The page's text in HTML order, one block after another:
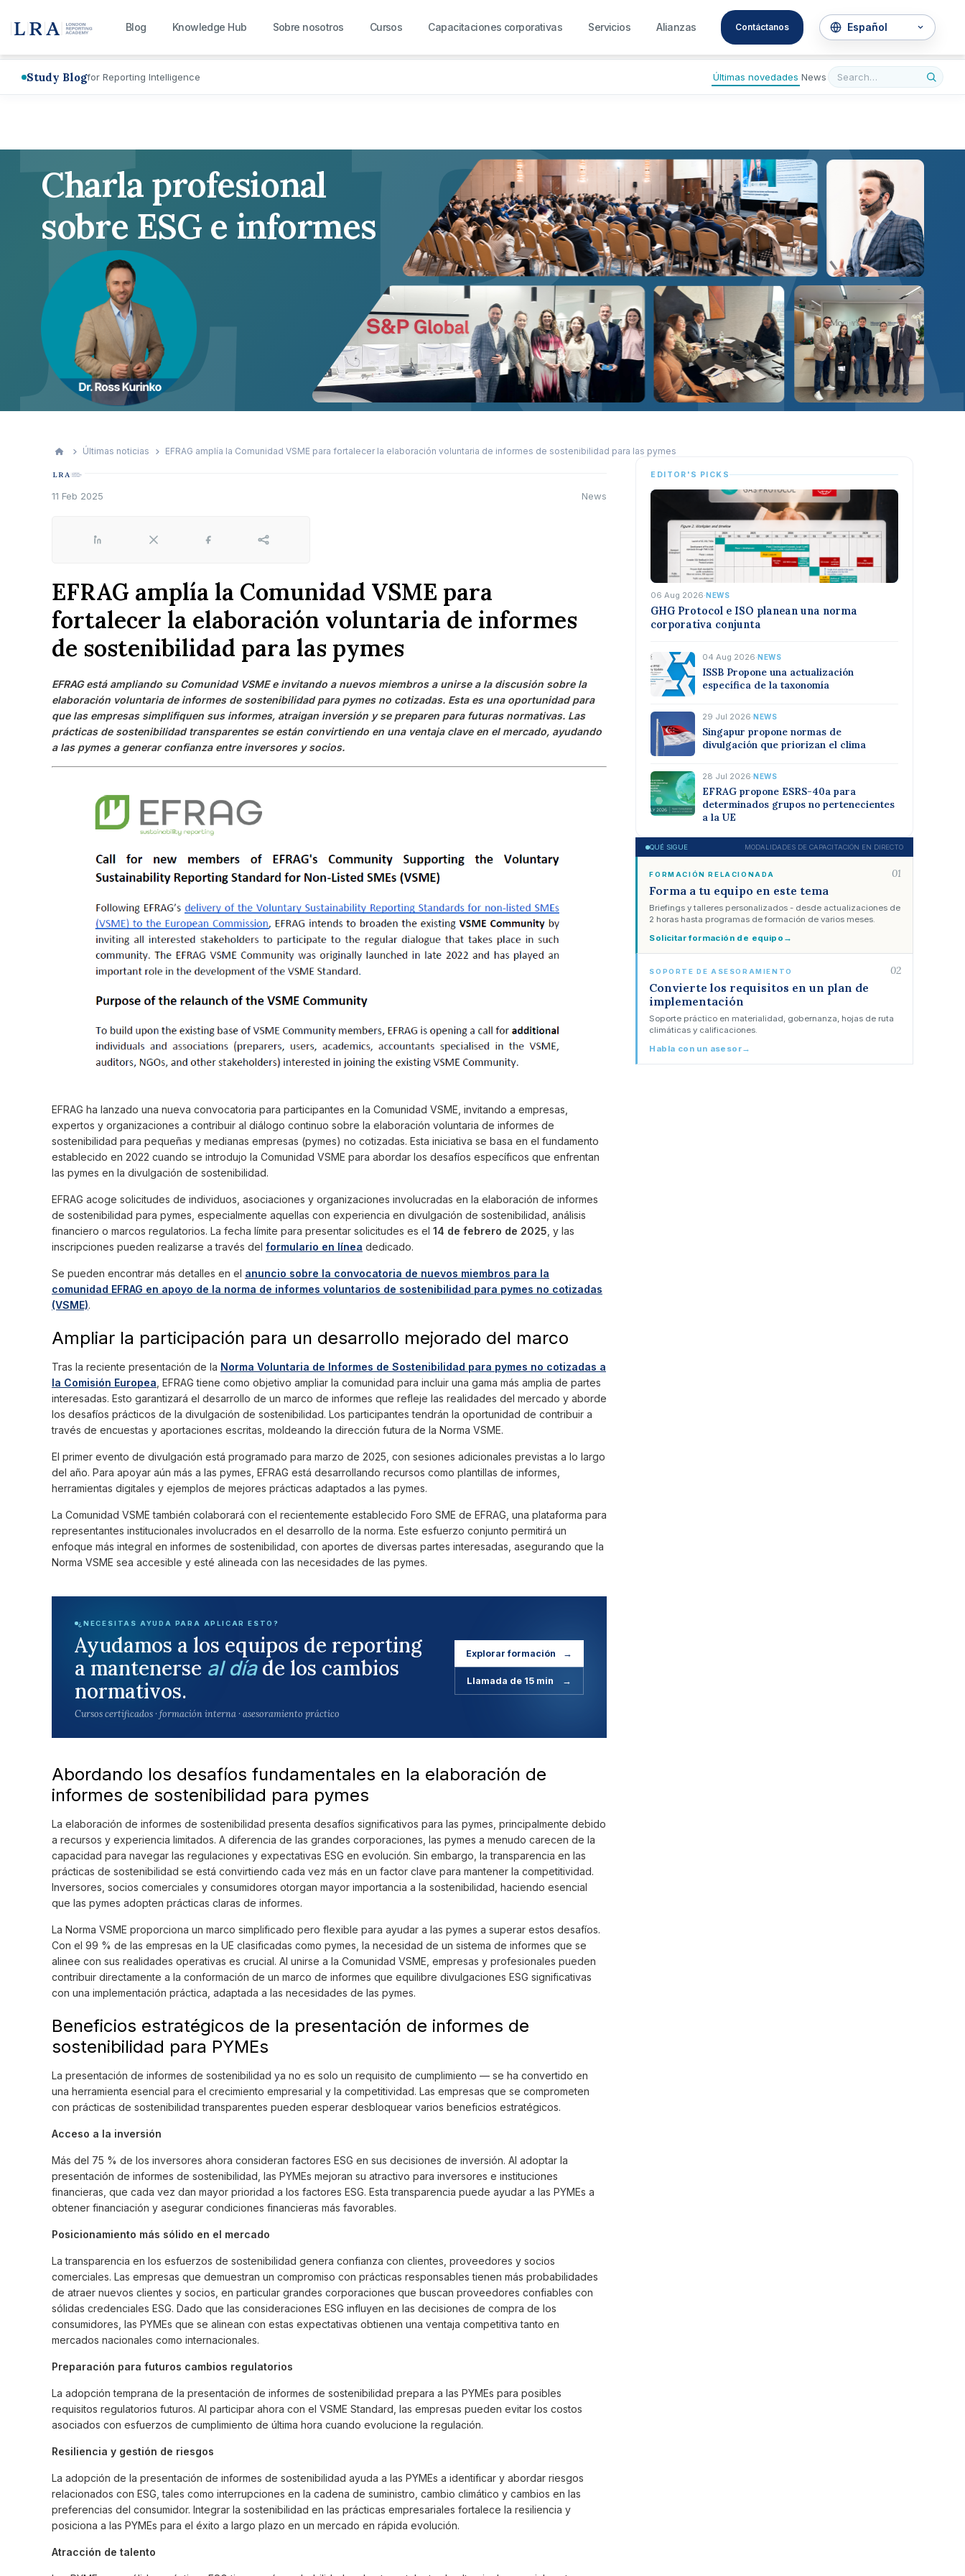
Blog Knowledge Hub Sobre nosotros Cursos Capacitaciones corporativas Servicios Alianzas Contáctanos
Study Blogfor Reporting Intelligence Últimas novedades News
Charla profesional
sobre ESG e informes
LRA
Últimas noticias EFRAG amplía la Comunidad VSME para fortalecer la elaboración voluntaria de informes de sostenibilidad para las pymes
11 Feb 2025 News
LinkedIn X Facebook Share
EFRAG amplía la Comunidad VSME para
fortalecer la elaboración voluntaria de informes
de sostenibilidad para las pymes
EFRAG está ampliando su Comunidad VSME e invitando a nuevos miembros a unirse a la discusión sobre la
elaboración voluntaria de informes de sostenibilidad para pymes no cotizadas. Esta es una oportunidad para
que las empresas simplifiquen sus informes, atraigan inversión y se preparen para futuras normativas. Las
prácticas de sostenibilidad transparentes se están convirtiendo en una ventaja clave en el mercado, ayudando
a las pymes a generar confianza entre inversores y socios.
EFRAG ha lanzado una nueva convocatoria para participantes en la Comunidad VSME, invitando a empresas,
expertos y organizaciones a contribuir al diálogo continuo sobre la elaboración voluntaria de informes de
sostenibilidad para pequeñas y medianas empresas (pymes) no cotizadas. Esta iniciativa se basa en el fundamento
establecido en 2022 cuando se introdujo la Comunidad VSME para abordar los desafíos específicos que enfrentan
las pymes en la divulgación de sostenibilidad.
EFRAG acoge solicitudes de individuos, asociaciones y organizaciones involucradas en la elaboración de informes
de sostenibilidad para pymes, especialmente aquellas con experiencia en divulgación de sostenibilidad, análisis
financiero o marcos regulatorios. La fecha límite para presentar solicitudes es el 14 de febrero de 2025 , y las
inscripciones pueden realizarse a través del formulario en línea dedicado.
Se pueden encontrar más detalles en el anuncio sobre la convocatoria de nuevos miembros para la
comunidad EFRAG en apoyo de la norma de informes voluntarios de sostenibilidad para pymes no cotizadas
(VSME).
Ampliar la participación para un desarrollo mejorado del marco
Tras la reciente presentación de la Norma Voluntaria de Informes de Sostenibilidad para pymes no cotizadas a
la Comisión Europea , EFRAG tiene como objetivo ampliar la comunidad para incluir una gama más amplia de partes
interesadas. Esto garantizará el desarrollo de un marco de informes que refleje las realidades del mercado y aborde
los desafíos prácticos de la divulgación de sostenibilidad. Los participantes tendrán la oportunidad de contribuir a
través de encuestas y aportaciones escritas, moldeando la dirección futura de la Norma VSME.
El primer evento de divulgación está programado para marzo de 2025, con sesiones adicionales previstas a lo largo
del año. Para apoyar aún más a las pymes, EFRAG está desarrollando recursos como plantillas de informes,
herramientas digitales y ejemplos de mejores prácticas adaptados a las pymes.
La Comunidad VSME también colaborará con el recientemente establecido Foro SME de EFRAG, una plataforma para
representantes institucionales involucrados en el desarrollo de la norma. Este esfuerzo conjunto permitirá un
enfoque más integral en informes de sostenibilidad, con aportes de diversas partes interesadas, asegurando que la
Norma VSME sea accesible y esté alineada con las necesidades de las pymes.
¿NECESITAS AYUDA PARA APLICAR ESTO?
Ayudamos a los equipos de reporting
a mantenerse al díade los cambios
normativos.
Cursos certificados · formación interna · asesoramiento práctico
Explorar formación →
Llamada de 15 min →
Abordando los desafíos fundamentales en la elaboración de
informes de sostenibilidad para pymes
La elaboración de informes de sostenibilidad presenta desafíos significativos para las pymes, principalmente debido
a recursos y experiencia limitados. A diferencia de las grandes corporaciones, las pymes a menudo carecen de la
capacidad para navegar las regulaciones y expectativas ESG en evolución. Sin embargo, la transparencia en las
prácticas de sostenibilidad se está convirtiendo cada vez más en un factor clave para mantener la competitividad.
Inversores, socios comerciales y consumidores otorgan mayor importancia a la sostenibilidad, haciendo esencial
que las pymes adopten prácticas claras de informes.
La Norma VSME proporciona un marco simplificado pero flexible para ayudar a las pymes a superar estos desafíos.
Con el 99 % de las empresas en la UE clasificadas como pymes, la necesidad de un sistema de informes que se
alinee con sus realidades operativas es crucial. Al unirse a la Comunidad VSME, empresas y profesionales pueden
contribuir directamente a la conformación de un marco de informes que equilibre divulgaciones ESG significativas
con una implementación práctica, adaptada a las necesidades de las pymes.
Beneficios estratégicos de la presentación de informes de
sostenibilidad para PYMEs
La presentación de informes de sostenibilidad ya no es solo un requisito de cumplimiento — se ha convertido en
una herramienta esencial para el crecimiento empresarial y la competitividad. Las empresas que se comprometen
con prácticas de sostenibilidad transparentes pueden esperar desbloquear varios beneficios estratégicos.
Acceso a la inversión
Más del 75 % de los inversores ahora consideran factores ESG en sus decisiones de inversión. Al adoptar la
presentación de informes de sostenibilidad, las PYMEs mejoran su atractivo para inversores e instituciones
financieras, que cada vez dan mayor prioridad a los factores ESG. Esta transparencia puede ayudar a las PYMEs a
obtener financiación y asegurar condiciones financieras más favorables.
Posicionamiento más sólido en el mercado
La transparencia en los esfuerzos de sostenibilidad genera confianza con clientes, proveedores y socios
comerciales. Las empresas que demuestran un compromiso con prácticas responsables tienen más probabilidades
de atraer nuevos clientes y socios, en particular grandes corporaciones que buscan proveedores confiables con
sólidas credenciales ESG. Dado que las consideraciones ESG influyen en las decisiones de compra de los
consumidores, las PYMEs que se alinean con estas expectativas obtienen una ventaja competitiva tanto en
mercados nacionales como internacionales.
Preparación para futuros cambios regulatorios
La adopción temprana de la presentación de informes de sostenibilidad prepara a las PYMEs para posibles
requisitos regulatorios futuros. Al participar ahora con el VSME Standard, las empresas pueden evitar los costos
asociados con esfuerzos de cumplimiento de última hora cuando evolucione la regulación.
Resiliencia y gestión de riesgos
La adopción de la presentación de informes de sostenibilidad ayuda a las PYMEs a identificar y abordar riesgos
relacionados con ESG, tales como interrupciones en la cadena de suministro, cambio climático y cambios en las
preferencias del consumidor. Integrar la sostenibilidad en las prácticas empresariales fortalece la resiliencia y
posiciona a las PYMEs para el éxito a largo plazo en un mercado en rápida evolución.
Atracción de talento
EDITOR'S PICKS
06 Aug 2026·NEWS
GHG Protocol e ISO planean una norma
corporativa conjunta
04 Aug 2026·NEWS
ISSB Propone una actualización
específica de la taxonomía
29 Jul 2026·NEWS
Singapur propone normas de
divulgación que priorizan el clima
28 Jul 2026·NEWS
EFRAG propone ESRS-40a para
determinados grupos no pertenecientes
a la UE
QUÉ SIGUE MODALIDADES DE CAPACITACIÓN EN DIRECTO
FORMACIÓN RELACIONADA 01
Forma a tu equipo en este tema
Briefings y talleres personalizados - desde actualizaciones de
2 horas hasta programas de formación de varios meses.
Solicitar formación de equipo →
SOPORTE DE ASESORAMIENTO 02
Convierte los requisitos en un plan de
implementación
Soporte práctico en materialidad, gobernanza, hojas de ruta
climáticas y calificaciones.
Habla con un asesor→